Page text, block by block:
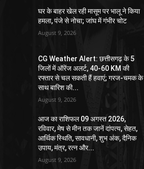
घर के बाहर खेल रही मासूम पर भालू ने किया
हमला, पंजे से नोचा; जांघ में गंभीर चोट
August 9, 2026
CG Weather Alert: छत्तीसगढ़ के 5
जिलों में ऑरेंज अलर्ट, 40-60 KM की
रफ्तार से चल सकती हैं हवाएं; गरज-चमक के
साथ बारिश की...
August 9, 2026
आज का राशिफल 09 अगस्त 2026,
रविवार, मेष से मीन तक जानें दांपत्य, सेहत,
आर्थिक स्थिति, सावधानी, शुभ अंक, दैनिक
उपाय, मंत्र, रत्न और...
August 9, 2026